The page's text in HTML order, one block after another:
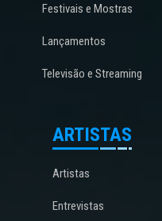
Festivais e Mostras
Lançamentos
Televisão e Streaming
ARTISTAS
Artistas
Entrevistas